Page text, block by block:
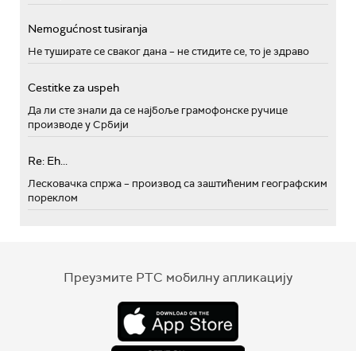
Nemogućnost tusiranja
Не туширате се сваког дана – не стидите се, то је здраво
Cestitke za uspeh
Да ли сте знали да се најбоље грамофонске ручице
производе у Србији
Re: Eh...
Лесковачка спржа – производ са заштићеним географским
пореклом
Преузмите РТС мобилну апликацију